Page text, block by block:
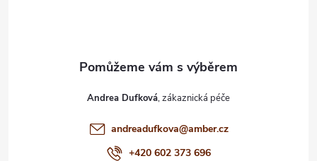
Andrea Dufková
andreadufkova@amber.cz
+420 602 373 696